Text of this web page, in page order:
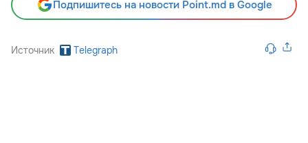
Подпишитесь на новости Point.md в Google
Источник Telegraph